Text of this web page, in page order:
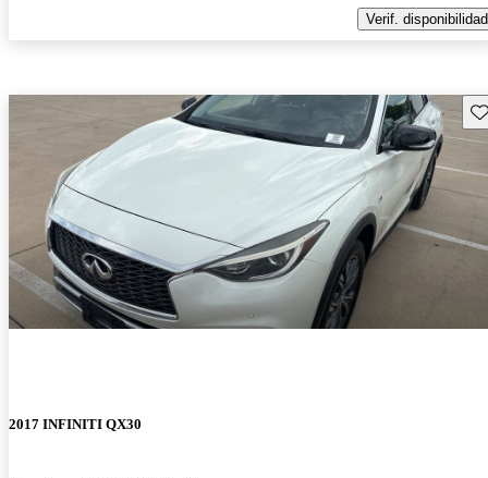
Verif. disponibilidad
2017 INFINITI QX30